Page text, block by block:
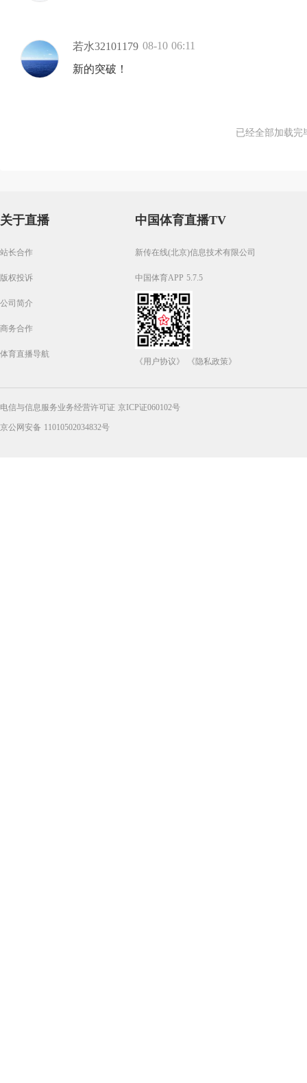
若水32101179 08-10 06:11
新的突破！
已经全部加载完
关于直播
站长合作
版权投诉
公司简介
商务合作
体育直播导航
中国体育直播TV
新传在线(北京)信息技术有限公司
中国体育APP 5.7.5
《用户协议》 《隐私政策》
电信与信息服务业务经营许可证 京ICP证060102号
京公网安备 11010502034832号